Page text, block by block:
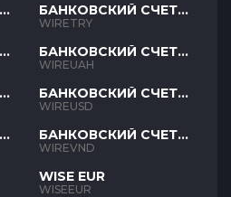
БАНКОВСКИЙ СЧЕТ
TRY
WIRETRY
БАНКОВСКИЙ СЧЕТ
UAH
WIREUAH
БАНКОВСКИЙ СЧЕТ
USD
WIREUSD
БАНКОВСКИЙ СЧЕТ
VND
WIREVND
WISE EUR
WISEEUR